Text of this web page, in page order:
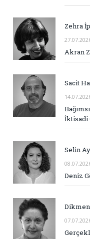
Zehra
Akran
Sacit
İktisadi
Selin
Deniz